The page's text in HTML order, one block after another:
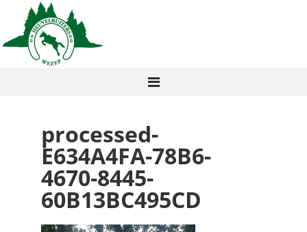
processed-
E634A4FA-78B6-
4670-8445-
60B13BC495CD